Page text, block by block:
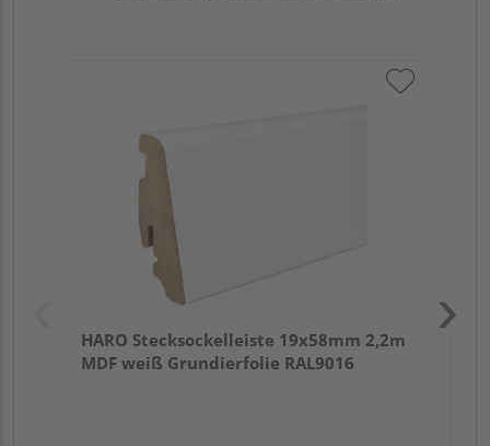
HARO Stecksockelleiste 19x58mm 2,2m
MDF weiß Grundierfolie RAL9016